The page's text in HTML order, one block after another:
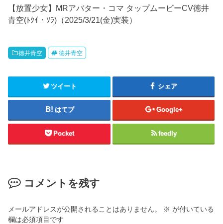
【放置少女】MRアバター・コマ タップムービーCV徳井
青空(ﾄｸｲ・ｿﾗ)（2025/3/21(金)実装）
徳井青空 徳井青空
ツイート シェア
はてブ Google+
Pocket feedly
コメントを残す
メールアドレスが公開されることはありません。 ※ が付いている
欄は必須項目です